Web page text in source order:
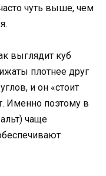
чуть выше, чем
выглядит куб
плотнее друг
и он «стоит
Именно поэтому в
чаще